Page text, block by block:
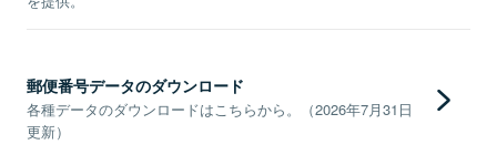
郵便番号データのダウンロード
各種データのダウンロードはこちらから。（2026年7月31日
更新）